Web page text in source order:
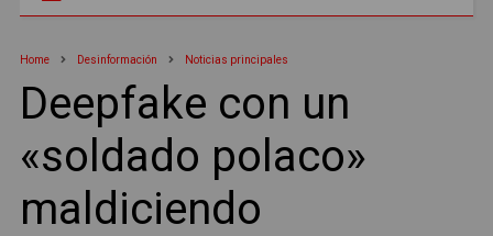
Home Desinformación Noticias principales
Deepfake con un
«soldado polaco»
maldiciendo